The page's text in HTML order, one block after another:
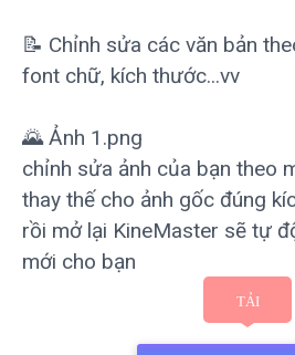
📝 Chỉnh sửa các văn bản
font chữ, kích thước...vv
🌄 Ảnh 1.png
chỉnh sửa ảnh của bạn theo
thay thế cho ảnh gốc đúng
rồi mở lại KineMaster sẽ tự
mới cho bạn